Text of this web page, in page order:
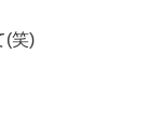
(笑)